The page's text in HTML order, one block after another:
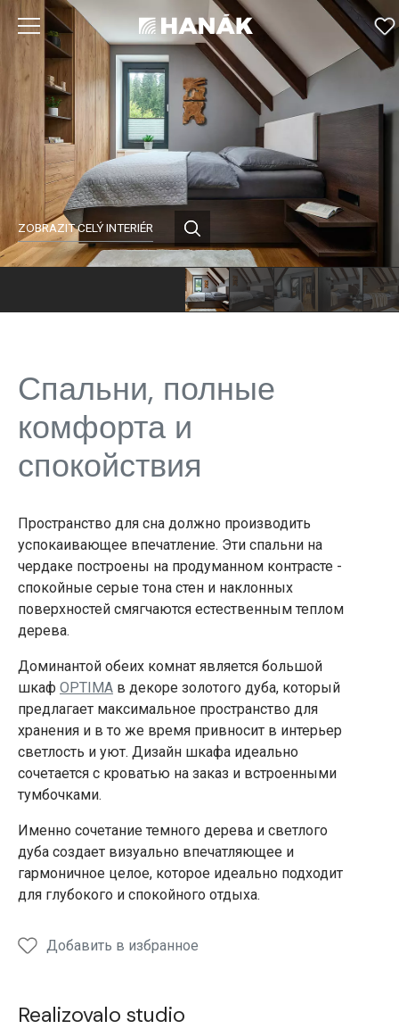
ZOBRAZIT CELÝ INTERIÉR
Спальни, полные
комфорта и
спокойствия
Пространство для сна должно производить
успокаивающее впечатление. Эти спальни на
чердаке построены на продуманном контрасте -
спокойные серые тона стен и наклонных
поверхностей смягчаются естественным теплом
дерева.
Доминантой обеих комнат является большой
шкаф OPTIMA в декоре золотого дуба, который
предлагает максимальное пространство для
хранения и в то же время привносит в интерьер
светлость и уют. Дизайн шкафа идеально
сочетается с кроватью на заказ и встроенными
тумбочками.
Именно сочетание темного дерева и светлого
дуба создает визуально впечатляющее и
гармоничное целое, которое идеально подходит
для глубокого и спокойного отдыха.
Добавить в избранное
Realizovalo studio